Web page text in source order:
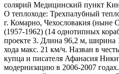
солярий Медицинский пункт
О теплоходе: Трехпалубный
г. Комарно, Чехословакия (ныне
(1957-1962) (14 однотипных
проекте 3. Длина 96,2 м, ширина
хода макс. 21 км/ч. Назван в
купца и писателя Афанасия
модернизацию в 2006-2007